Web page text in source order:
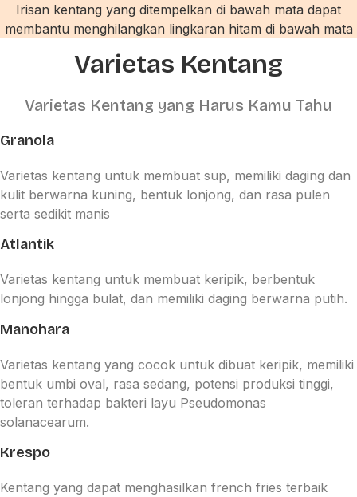
Irisan kentang yang ditempelkan di bawah mata dapat
membantu menghilangkan lingkaran hitam di bawah mata
Varietas Kentang
Varietas Kentang yang Harus Kamu Tahu
Granola
Varietas kentang untuk membuat sup, memiliki daging dan
kulit berwarna kuning, bentuk lonjong, dan rasa pulen
serta sedikit manis
Atlantik
Varietas kentang untuk membuat keripik, berbentuk
lonjong hingga bulat, dan memiliki daging berwarna putih.
Manohara
Varietas kentang yang cocok untuk dibuat keripik, memiliki
bentuk umbi oval, rasa sedang, potensi produksi tinggi,
toleran terhadap bakteri layu Pseudomonas
solanacearum.
Krespo
Kentang yang dapat menghasilkan french fries terbaik